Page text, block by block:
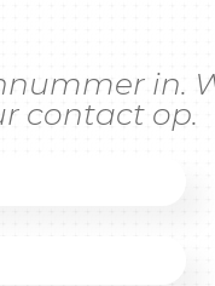
in.
contact op.